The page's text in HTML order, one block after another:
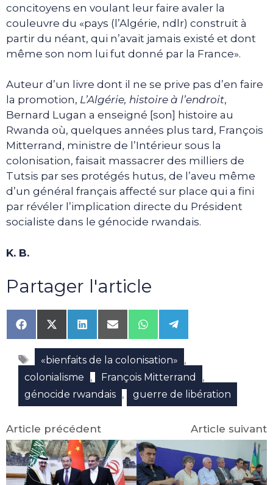
concitoyens en voulant leur faire avaler la
couleuvre du «pays (l’Algérie, ndlr) construit à
partir du néant, qui n’avait jamais existé et dont
même son nom lui fut donné par la France».
Auteur d’un livre dont il ne se prive pas d’en faire
la promotion, L’Algérie, histoire à l’endroit,
Bernard Lugan a enseigné [son] histoire au
Rwanda où, quelques années plus tard, François
Mitterrand, ministre de l’Intérieur sous la
colonisation, faisait massacrer des milliers de
Tutsis par ses protégés hutus, de l’aveu même
d’un général français affecté sur place qui a fini
par révéler l’implication directe du Président
socialiste dans le génocide rwandais.
K. B.
Partager l'article
Share
on
Facebook
Share
on
X
(Twitter)
Share
on
LinkedIn
Share
on
Email
Share
on
WhatsApp
Share
on
Telegram
Étiquettes
«bienfaits de la colonisation» ,
colonialisme , François Mitterrand ,
génocide rwandais , guerre de libération
Article précédent Article suivant